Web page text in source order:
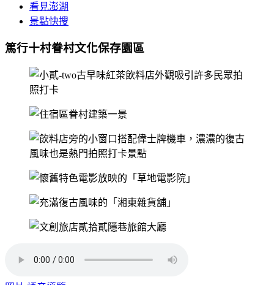
看見澎湖
景點快搜
篤行十村眷村文化保存園區